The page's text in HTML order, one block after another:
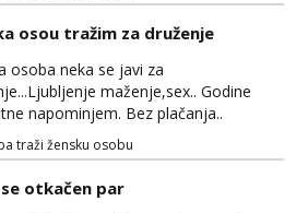
osou tražim za druženje
osoba neka se javi za
maženje,sex.. Godine
napominjem. Bez plačanja..
okolica. Javite se na whatsapp viber
traži žensku osobu
otkačen par